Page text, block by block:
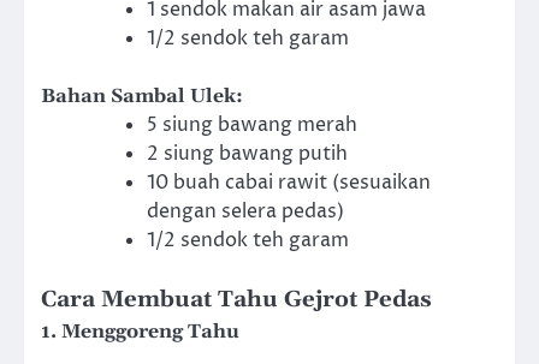
1 sendok makan air asam jawa
1/2 sendok teh garam
Bahan Sambal Ulek:
5 siung bawang merah
2 siung bawang putih
10 buah cabai rawit (sesuaikan
dengan selera pedas)
1/2 sendok teh garam
Cara Membuat Tahu Gejrot Pedas
1. Menggoreng Tahu